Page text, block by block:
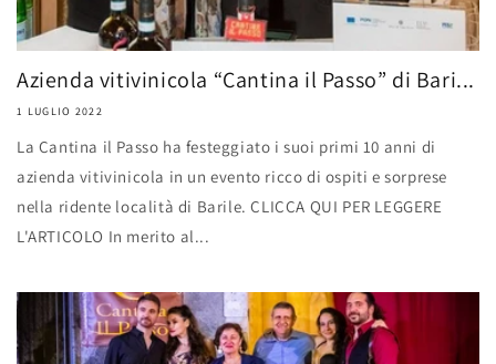
Azienda vitivinicola “Cantina il Passo” di Bari...
1 LUGLIO 2022
La Cantina il Passo ha festeggiato i suoi primi 10 anni di
azienda vitivinicola in un evento ricco di ospiti e sorprese
nella ridente località di Barile. CLICCA QUI PER LEGGERE
L'ARTICOLO In merito al...